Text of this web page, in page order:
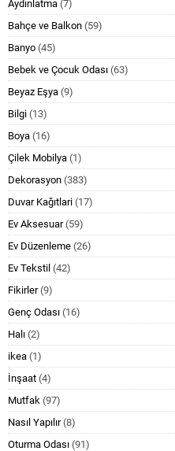
Aydınlatma (7)
Bahçe ve Balkon (59)
Banyo (45)
Bebek ve Çocuk Odası (63)
Beyaz Eşya (9)
Bilgi (13)
Boya (16)
Çilek Mobilya (1)
Dekorasyon (383)
Duvar Kağıtlari (17)
Ev Aksesuar(59)
Ev Düzenleme (26)
Ev Tekstil (42)
Fikirler(9)
Genç Odası (16)
Halı (2)
ikea (1)
İnşaat (4)
Mutfak (97)
Nasıl Yapılır(8)
Oturma Odası (91)